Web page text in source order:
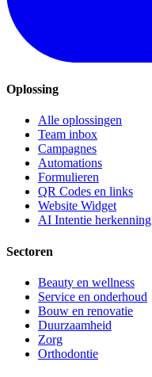
Oplossing
Alle oplossingen
Team inbox
Campagnes
Automations
Formulieren
QR Codes en links
Website Widget
AI Intentie herkenning
Sectoren
Beauty en wellness
Service en onderhoud
Bouw en renovatie
Duurzaamheid
Zorg
Orthodontie